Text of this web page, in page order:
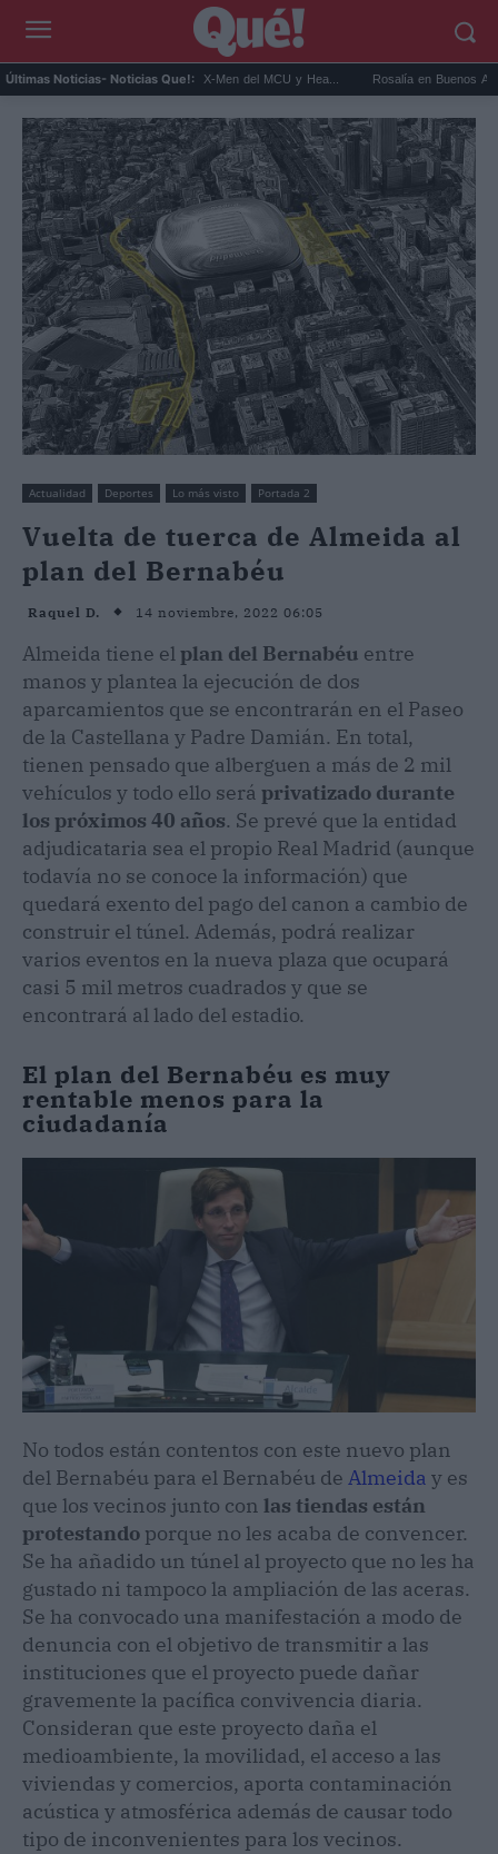
Últimas Noticias- Noticias Que!:
será Cíclope en los X-Men del MCU y Hea... Rosalía en Buenos Aires:
Actualidad Deportes Lo más visto Portada 2
Vuelta de tuerca de Almeida al
plan del Bernabéu
Raquel D. 14 noviembre, 2022 06:05
Almeida tiene elplan del Bernabéu entre
manos y plantea la ejecución de dos
aparcamientos que se encontrarán en el Paseo
de la Castellana y Padre Damián. En total,
tienen pensado que alberguen a más de 2 mil
vehículos y todo ello será privatizado durante
los próximos 40 años. Se prevé que la entidad
adjudicataria sea el propio Real Madrid (aunque
todavía no se conoce la información) que
quedará exento del pago del canon a cambio de
construir el túnel. Además, podrá realizar
varios eventos en la nueva plaza que ocupará
casi 5 mil metros cuadrados y que se
encontrará al lado del estadio.
El plan del Bernabéu es muy
rentable menos para la
ciudadanía
No todos están contentos con este nuevo plan
del Bernabéu para el Bernabéu de Almeida y es
que los vecinos junto con las tiendas están
protestando porque no les acaba de convencer.
Se ha añadido un túnel al proyecto que no les ha
gustado ni tampoco la ampliación de las aceras.
Se ha convocado una manifestación a modo de
denuncia con el objetivo de transmitir a las
instituciones que el proyecto puede dañar
gravemente la pacífica convivencia diaria.
Consideran que este proyecto daña el
medioambiente, la movilidad, el acceso a las
viviendas y comercios, aporta contaminación
acústica y atmosférica además de causar todo
tipo de inconvenientes para los vecinos.